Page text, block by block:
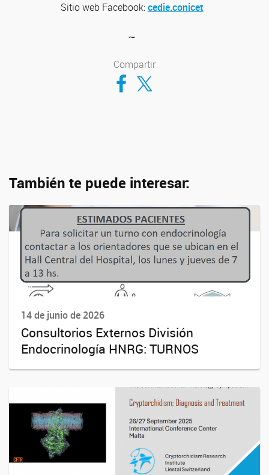
Sitio web Facebook:cedie.conicet
∼
Compartir
Compartir en Facebook
Compartir en Twitter
También te puede interesar:
14 de junio de 2026
Consultorios Externos División
Endocrinología HNRG: TURNOS